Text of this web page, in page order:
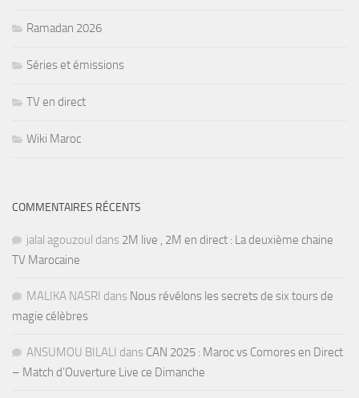
Ramadan 2026
Séries et émissions
TV en direct
Wiki Maroc
COMMENTAIRES RÉCENTS
jalal agouzoul dans 2M live , 2M en direct : La deuxième chaine
TV Marocaine
MALIKA NASRI dans Nous révélons les secrets de six tours de
magie célèbres
ANSUMOU BILALI dans CAN 2025 : Maroc vs Comores en Direct
– Match d’Ouverture Live ce Dimanche